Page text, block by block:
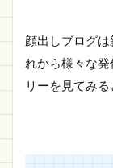
顔出しブログ
れから様々な
リーを見てみる